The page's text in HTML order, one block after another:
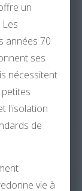
un
années 70
ses
nécessitent
l'isolation
de
vie à